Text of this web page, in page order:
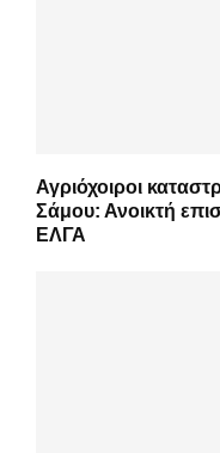
Αγριόχοιροι
Σάμου: Ανοικτή
ΕΛΓΑ